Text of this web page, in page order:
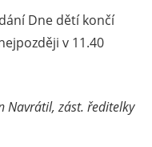
Dne dětí končí
v 11.40
Navrátil, zást. ředitelky